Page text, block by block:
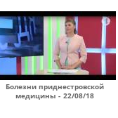
Болезни приднестровской
медицины - 22/08/18